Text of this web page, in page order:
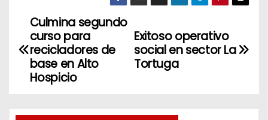
N
a
Exitoso operativo
social en sector La
Tortuga
Culmina segundo
curso para
recicladores de
base en Alto
Hospicio